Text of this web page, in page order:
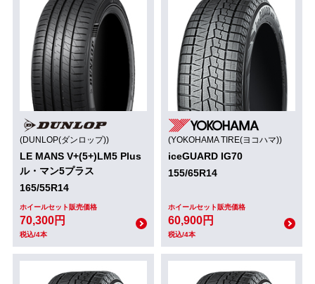
(DUNLOP(ダンロップ))
LE MANS V+(5+)LM5 Plus
ル・マン5プラス
165/55R14
ホイールセット販売価格
70,300円
税込/4本
(YOKOHAMA TIRE(ヨコハマ))
iceGUARD IG70
155/65R14
ホイールセット販売価格
60,900円
税込/4本